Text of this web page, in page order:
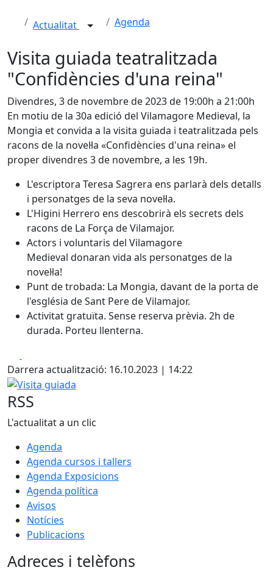
Actualitat Agenda
Visita guiada teatralitzada
"Confidències d'una reina"
Divendres, 3 de novembre de 2023 de 19:00h a 21:00h
En motiu de la 30a edició del Vilamagore Medieval, la
Mongia et convida a la visita guiada i teatralitzada pels
racons de la novel·la «Confidències d'una reina» el
proper divendres 3 de novembre, a les 19h.
L'escriptora Teresa Sagrera ens parlarà dels detalls
i personatges de la seva novel·la.
L'Higini Herrero ens descobrirà els secrets dels
racons de La Força de Vilamajor.
Actors i voluntaris del Vilamagore
Medieval donaran vida als personatges de la
novel·la!
Punt de trobada: La Mongia, davant de la porta de
l'església de Sant Pere de Vilamajor.
Activitat gratuïta. Sense reserva prèvia. 2h de
durada. Porteu llenterna.
Darrera actualització: 16.10.2023 | 14:22
Visita guiada
RSS
L'actualitat a un clic
Agenda
Agenda cursos i tallers
Agenda Exposicions
Agenda política
Avisos
Notícies
Publicacions
Adreces i telèfons